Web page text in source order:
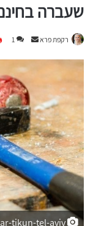
שעברה
רקפת פרא
Send
email
1